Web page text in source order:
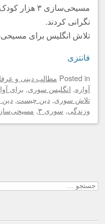
مسیحی‌سازی ۳
نگرانی کردند.
تلاش انگلیس برای مسیحی‌سازی ۳ هزار کودک
فانتزی
Posted in مطالب دینی و
آواره, انگلیس سوری, برای
تلاش سوری, دین چیست,
وزندگی, سوری ۳ ,
جستجو
برای: